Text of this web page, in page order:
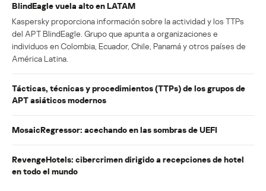
BlindEagle vuela alto en LATAM
Kaspersky proporciona información sobre la actividad y los TTPs
del APT BlindEagle. Grupo que apunta a organizaciones e
individuos en Colombia, Ecuador, Chile, Panamá y otros países de
América Latina.
Tácticas, técnicas y procedimientos (TTPs) de los grupos de
APT asiáticos modernos
MosaicRegressor: acechando en las sombras de UEFI
RevengeHotels: cibercrimen dirigido a recepciones de hotel
en todo el mundo